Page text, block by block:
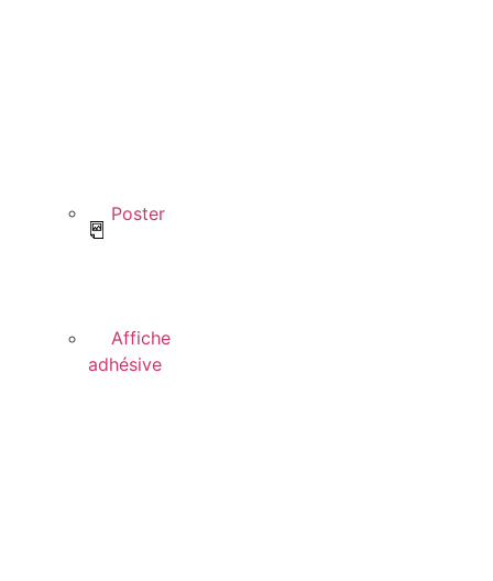
Affiche
adhésive
Poster